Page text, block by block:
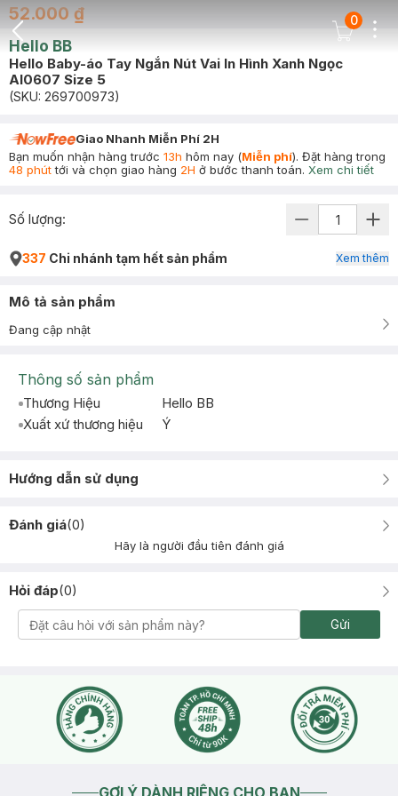
Back Icon
Cart Icon
0
52.000 ₫
Hello BB
Hello Baby-áo Tay Ngắn Nút Vai In Hình Xanh Ngọc
Al0607 Size 5
(SKU: 269700973)
Giao Nhanh Miễn Phí 2H
Bạn muốn nhận hàng trước 13h hôm nay (Miễn phí). Đặt hàng trong
48 phúttới và chọn giao hàng 2H ở bước thanh toán. Xem chi tiết
Số lượng:
337 Chi nhánh tạm hết sản phẩm Xem thêm
Mô tả sản phẩm
Đang cập nhật
Thông số sản phẩm
Thương Hiệu
Hello BB
Xuất xứ thương hiệu
Ý
Hướng dẫn sử dụng
Đánh giá(0)
Hãy là người đầu tiên đánh giá
Hỏi đáp(0)
Gửi
GỢI Ý DÀNH RIÊNG CHO BẠN